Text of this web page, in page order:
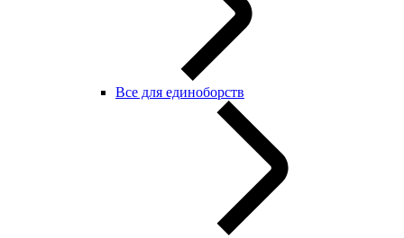
Все для единоборств